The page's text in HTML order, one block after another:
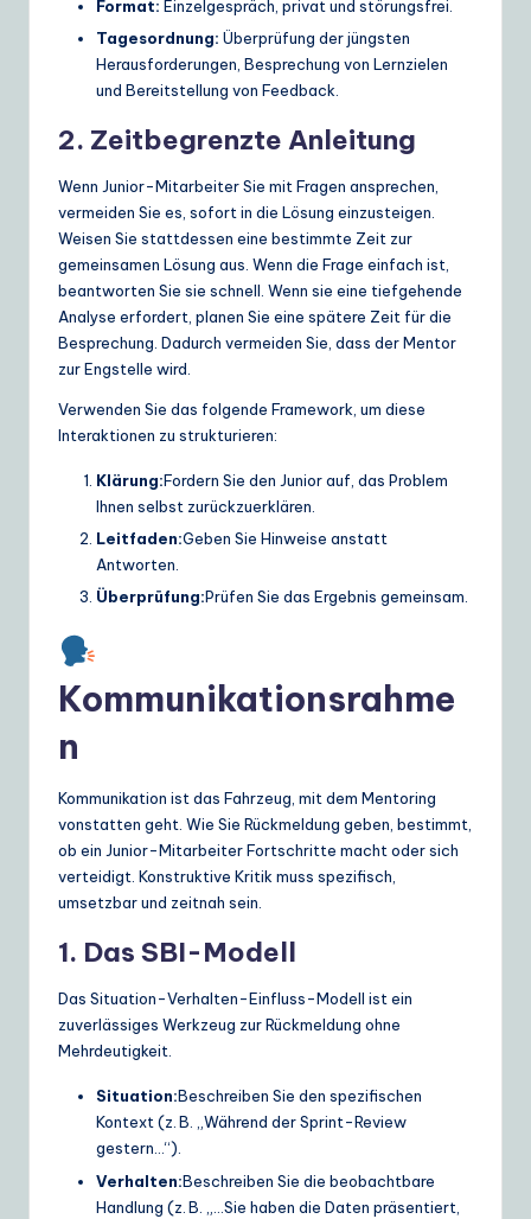
Format: Einzelgespräch, privat und störungsfrei.
Tagesordnung: Überprüfung der jüngsten
Herausforderungen, Besprechung von Lernzielen
und Bereitstellung von Feedback.
2. Zeitbegrenzte Anleitung
Wenn Junior-Mitarbeiter Sie mit Fragen ansprechen,
vermeiden Sie es, sofort in die Lösung einzusteigen.
Weisen Sie stattdessen eine bestimmte Zeit zur
gemeinsamen Lösung aus. Wenn die Frage einfach ist,
beantworten Sie sie schnell. Wenn sie eine tiefgehende
Analyse erfordert, planen Sie eine spätere Zeit für die
Besprechung. Dadurch vermeiden Sie, dass der Mentor
zur Engstelle wird.
Verwenden Sie das folgende Framework, um diese
Interaktionen zu strukturieren:
Klärung:Fordern Sie den Junior auf, das Problem
Ihnen selbst zurückzuerklären.
Leitfaden:Geben Sie Hinweise anstatt
Antworten.
Überprüfung:Prüfen Sie das Ergebnis gemeinsam.
Kommunikationsrahme
n
Kommunikation ist das Fahrzeug, mit dem Mentoring
vonstatten geht. Wie Sie Rückmeldung geben, bestimmt,
ob ein Junior-Mitarbeiter Fortschritte macht oder sich
verteidigt. Konstruktive Kritik muss spezifisch,
umsetzbar und zeitnah sein.
1. Das SBI-Modell
Das Situation-Verhalten-Einfluss-Modell ist ein
zuverlässiges Werkzeug zur Rückmeldung ohne
Mehrdeutigkeit.
Situation:Beschreiben Sie den spezifischen
Kontext (z. B. „Während der Sprint-Review
gestern…“).
Verhalten:Beschreiben Sie die beobachtbare
Handlung (z. B. „…Sie haben die Daten präsentiert,